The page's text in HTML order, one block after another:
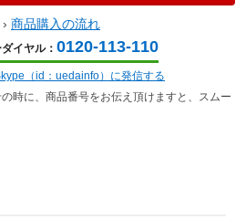
› 商品購入の流れ
イヤル： 0120-113-110
（id：uedainfo）に発信する
時に、商品番号をお伝え頂けますと、スムー